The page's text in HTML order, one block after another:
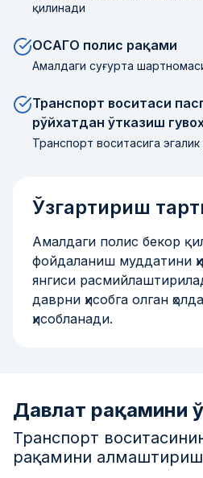
қилинади
ОСАГО полис рақами
Амалдаги суғурта
Транспорт воситаси
рўйхатдан ўтказиш
Транспорт воситасига
Ўзгартириш
Амалдаги полис бекор
фойдаланиш муддатини
янгиси
даврни ҳисобга олган
ҳисобланади.
Давлат рақамини
Транспорт
рақамини алмаштириш